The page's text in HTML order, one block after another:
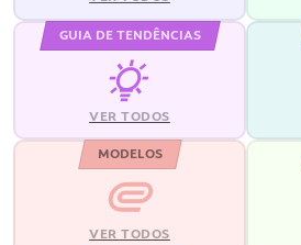
GUIA DE TENDÊNCIAS
VER TODOS
MODELOS
VER TODOS